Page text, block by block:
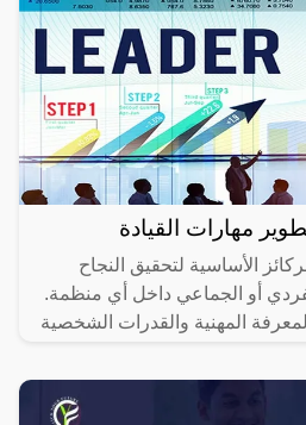
مهارات القيادة
الأساسية لتحقيق النجاح
أو الجماعي داخل أي منظمة.
المهنية والقدرات الشخصية